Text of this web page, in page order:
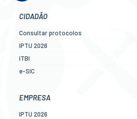
CIDADÃO
Consultar protocolos
IPTU 2026
ITBI
e-SIC
Legislação
EMPRESA
IPTU 2026